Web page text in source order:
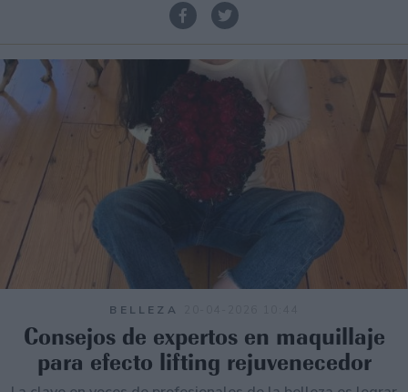
BELLEZA
Consejos de expertos en maquillaje
para efecto lifting rejuvenecedor